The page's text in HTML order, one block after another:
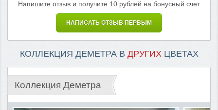
Напишите отзыв и получите 10 рублей на бонусный счет
НАПИСАТЬ ОТЗЫВ ПЕРВЫМ
КОЛЛЕКЦИЯ ДЕМЕТРА В ДРУГИХЦВЕТАХ
Коллекция Деметра